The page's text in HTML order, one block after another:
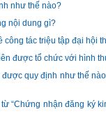
như thế nào?
nội dung gì?
công tác triệu tập đại hội
được tổ chức với hình
quy định như thế
“Chứng nhận đăng ký